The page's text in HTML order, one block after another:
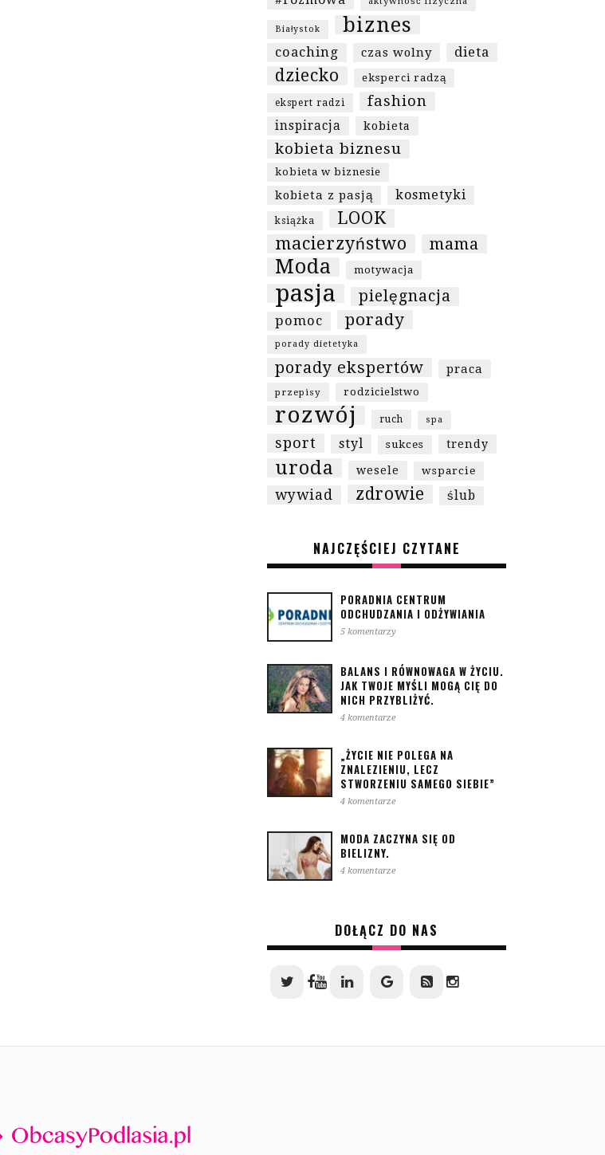
Białystok biznes
coaching czas wolny dieta
dziecko eksperci radzą
ekspert radzi fashion
inspiracja kobieta
kobieta biznesu
kobieta w biznesie
kobieta z pasją kosmetyki
książka
LOOK
macierzyństwo
mama
Moda motywacja
pasja pielęgnacja
pomoc porady
porady dietetyka
porady ekspertów praca
przepisy rodzicielstwo
rozwój ruch spa
sport styl sukces trendy
uroda wesele wsparcie
wywiad zdrowie ślub
NAJCZĘŚCIEJ CZYTANE
PORADNIA CENTRUM
ODCHUDZANIA I ODŻYWIANIA
5 komentarzy
BALANS I RÓWNOWAGA W ŻYCIU.
JAK TWOJE MYŚLI MOGĄ CIĘ DO
NICH PRZYBLIŻYĆ.
4 komentarze
„ŻYCIE NIE POLEGA NA
ZNALEZIENIU, LECZ
STWORZENIU SAMEGO SIEBIE”
4 komentarze
MODA ZACZYNA SIĘ OD
BIELIZNY.
4 komentarze
DOŁĄCZ DO NAS